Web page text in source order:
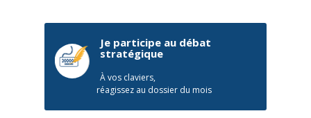
Je participe au débat
stratégique
À vos claviers,
réagissez au dossier du mois